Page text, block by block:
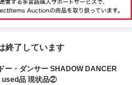
終了しています
・ダンサー SHADOW DANCER
used品 現状品②